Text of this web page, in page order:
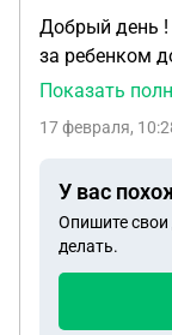
Добрый день !
за ребенком
работает
объеме ?
Показать
17 февраля,
У вас
Опишите свои
делать.